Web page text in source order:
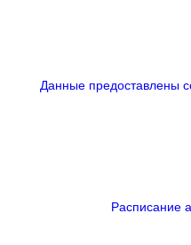
Данные предоставлены
Расписание